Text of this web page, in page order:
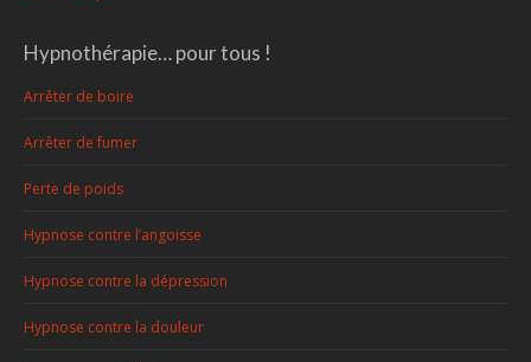
Hypnothérapie… pour tous !
Arrêter de boire
Arrêter de fumer
Perte de poids
Hypnose contre l’angoisse
Hypnose contre la dépression
Hypnose contre la douleur